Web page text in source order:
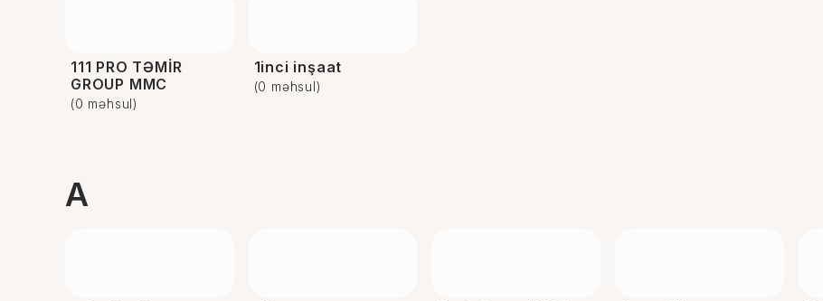
111 PRO TƏMİR
GROUP MMC
(0 məhsul)
1inci inşaat
(0 məhsul)
A